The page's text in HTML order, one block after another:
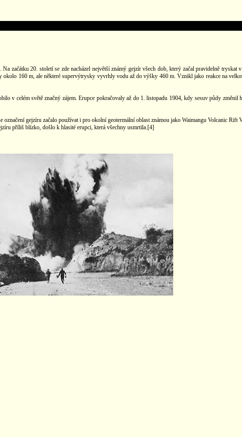
začátku 20. století se zde nacházel největší známý gejzír všech dob, který začal pravidelně
160 m, ale některé supervýtrysky vyvrhly vodu až do výšky 460 m. Vznikl jako reakce na
v celém světě značný zájem. Erupce pokračovaly až do 1. listopadu 1904, kdy sesuv půdy
gejzíru začalo používat i pro okolní geotermální oblast známou jako Waimangu Volcanic
příliš blízko, došlo k hlasité erupci, která všechny usmrtila.[4]